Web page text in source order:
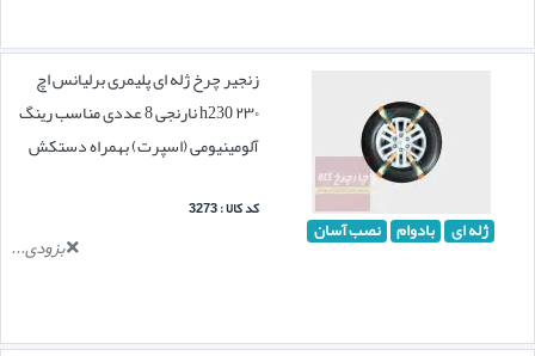
ژله ای بادوام نصب آسان
زنجیر چرخ ژله ای پلیمری برلیانس اچ
۲۳۰ h230 نارنجی 8 عددی مناسب رینگ
آلومینیومی (اسپرت) بهمراه دستکش
کد کالا : 3273
بزودی...